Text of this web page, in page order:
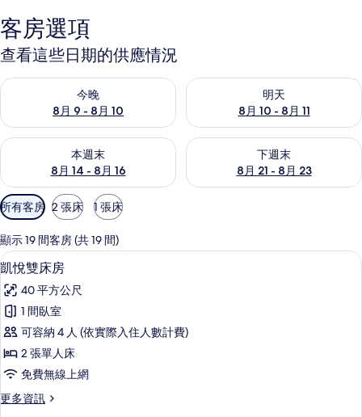
客房選項
查看這些日期的供應情況
今晚
8月 9 - 8月 10
查看今晚 (8月 9 - 8月 10) 的供應情況
明天
8月 10 - 8月 11
查看明天 (8月 10 - 8月 11) 的
本週末
8月 14 - 8月 16
查看本週末 (8月 14 - 8月 16) 的供應情況
下週末
8月 21 - 8月 23
查看下週末 (8月 21 - 8月 23)
可
用
的
客
房
篩
選
條
所有客房 2 張床 1 張床
顯示 19 間客房 (共 19 間)
顯
示
凱
悅
雙
床
房
的
迷你吧、客房內保險箱、書桌、筆電
4
凱悅雙床房
40 平方公尺
1 間臥室
可容納 4 人 (依實際入住人數計費)
2 張單人床
免費無線上網
更多資訊
更